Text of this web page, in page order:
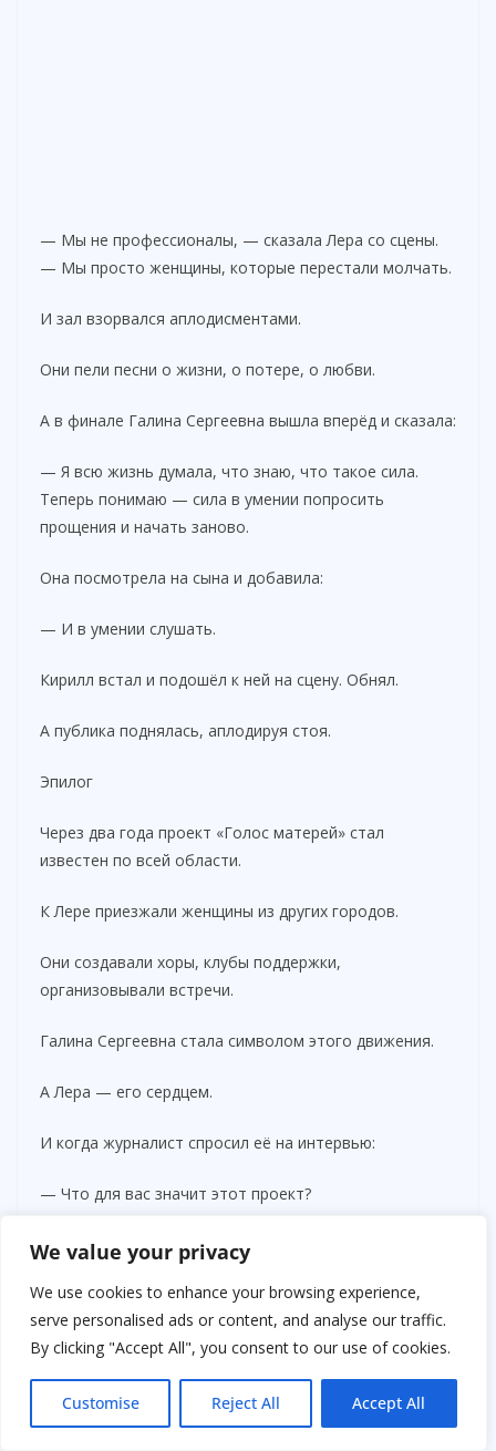
We value your privacy
We use cookies to enhance your browsing experience,
serve personalised ads or content, and analyse our traffic.
By clicking "Accept All", you consent to our use of cookies.
Customise Reject All Accept All
— Мы не профессионалы, — сказала Лера со сцены.
— Мы просто женщины, которые перестали молчать.
И зал взорвался аплодисментами.
Они пели песни о жизни, о потере, о любви.
А в финале Галина Сергеевна вышла вперёд и сказала:
— Я всю жизнь думала, что знаю, что такое сила.
Теперь понимаю — сила в умении попросить
прощения и начать заново.
Она посмотрела на сына и добавила:
— И в умении слушать.
Кирилл встал и подошёл к ней на сцену. Обнял.
А публика поднялась, аплодируя стоя.
Эпилог
Через два года проект «Голос матерей» стал
известен по всей области.
К Лере приезжали женщины из других городов.
Они создавали хоры, клубы поддержки,
организовывали встречи.
Галина Сергеевна стала символом этого движения.
А Лера — его сердцем.
И когда журналист спросил её на интервью:
— Что для вас значит этот проект?
Она ответила:
— Это не проект. Это возвращение звука туда, где
была тишина.
Это история о том, как даже самые строгие свекрови
могут запеть.